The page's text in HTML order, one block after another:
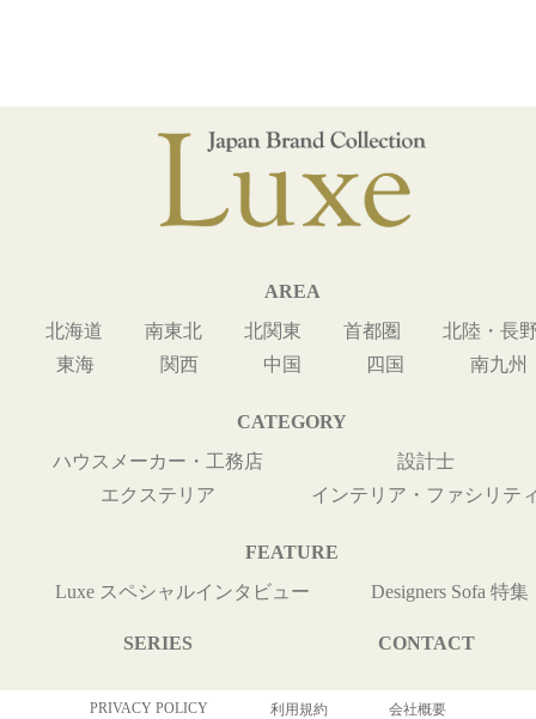
AREA
北海道
南東北 北関東 首都圏
北陸・長
東海
関西 中国 四国 南九州
CATEGORY
ハウスメーカー・工務店
設計士
エクステリア
インテリア・ファシリテ
FEATURE
Luxe スペシャルインタビュー
Designers Sofa 特集
SERIES CONTACT
PRIVACY POLICY 利用規約 会社概要